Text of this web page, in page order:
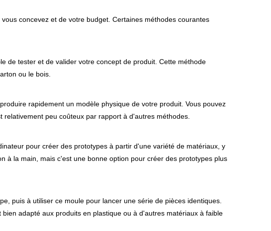
concevez et de votre budget. Certaines méthodes courantes
de tester et de valider votre concept de produit. Cette méthode
ou le bois.
rapidement un modèle physique de votre produit. Vous pouvez
peu coûteux par rapport à d'autres méthodes.
pour créer des prototypes à partir d'une variété de matériaux, y
à la main, mais c'est une bonne option pour créer des prototypes plus
puis à utiliser ce moule pour lancer une série de pièces identiques.
adapté aux produits en plastique ou à d'autres matériaux à faible